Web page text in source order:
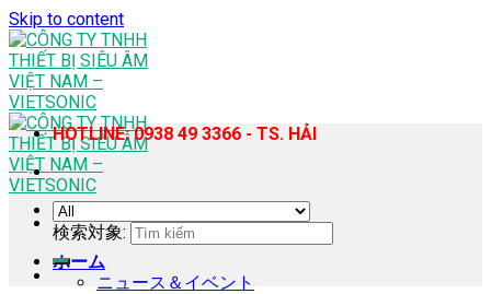
Skip to content
ホーム
ニュース＆イベント
HOTLINE: 0938 49 3366 - TS. HẢI
検索対象: